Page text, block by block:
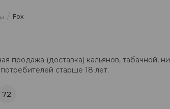
/ Fox
продажа (доставка) кальянов, табачной,
старше 18 лет.
72